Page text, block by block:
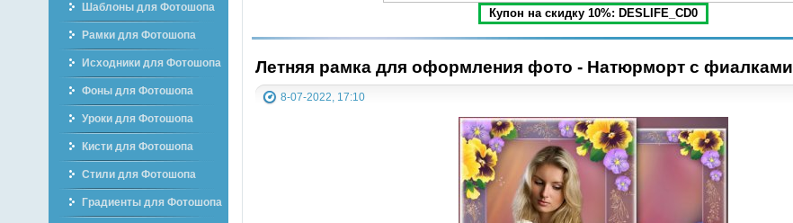
Шаблоны для Фотошопа
Рамки для Фотошопа
Исходники для Фотошопа
Фоны для Фотошопа
Уроки для Фотошопа
Кисти для Фотошопа
Стили для Фотошопа
Градиенты для Фотошопа
Купон на скидку 10%: DESLIFE_CD0
Летняя рамка для оформления фото - Натюрморт с фиалками
8-07-2022, 17:10